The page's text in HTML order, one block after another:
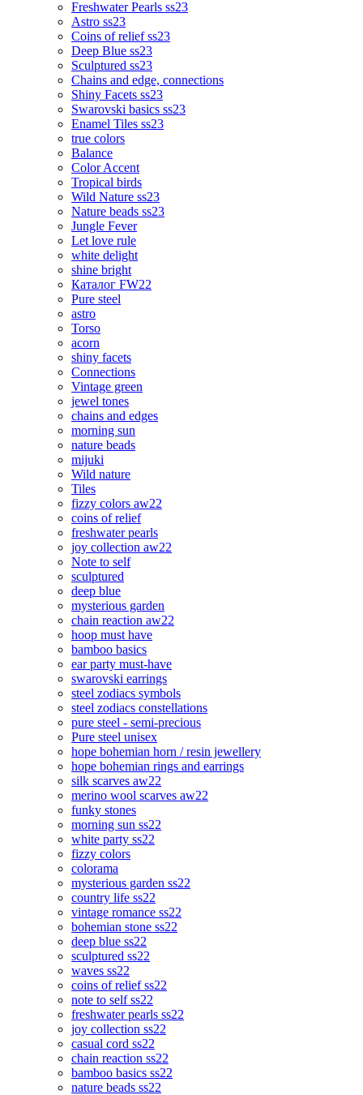
Freshwater Pearls ss23
Astro ss23
Coins of relief ss23
Deep Blue ss23
Sculptured ss23
Chains and edge, connections
Shiny Facets ss23
Swarovski basics ss23
Enamel Tiles ss23
true colors
Balance
Color Accent
Tropical birds
Wild Nature ss23
Nature beads ss23
Jungle Fever
Let love rule
white delight
shine bright
Каталог FW22
Pure steel
astro
Torso
acorn
shiny facets
Connections
Vintage green
jewel tones
chains and edges
morning sun
nature beads
mijuki
Wild nature
Tiles
fizzy colors aw22
coins of relief
freshwater pearls
joy collection aw22
Note to self
sculptured
deep blue
mysterious garden
chain reaction aw22
hoop must have
bamboo basics
ear party must-have
swarovski earrings
steel zodiacs symbols
steel zodiacs constellations
pure steel - semi-precious
Pure steel unisex
hope bohemian horn / resin jewellery
hope bohemian rings and earrings
silk scarves aw22
merino wool scarves aw22
funky stones
morning sun ss22
white party ss22
fizzy colors
colorama
mysterious garden ss22
country life ss22
vintage romance ss22
bohemian stone ss22
deep blue ss22
sculptured ss22
waves ss22
coins of relief ss22
note to self ss22
freshwater pearls ss22
joy collection ss22
casual cord ss22
chain reaction ss22
bamboo basics ss22
nature beads ss22